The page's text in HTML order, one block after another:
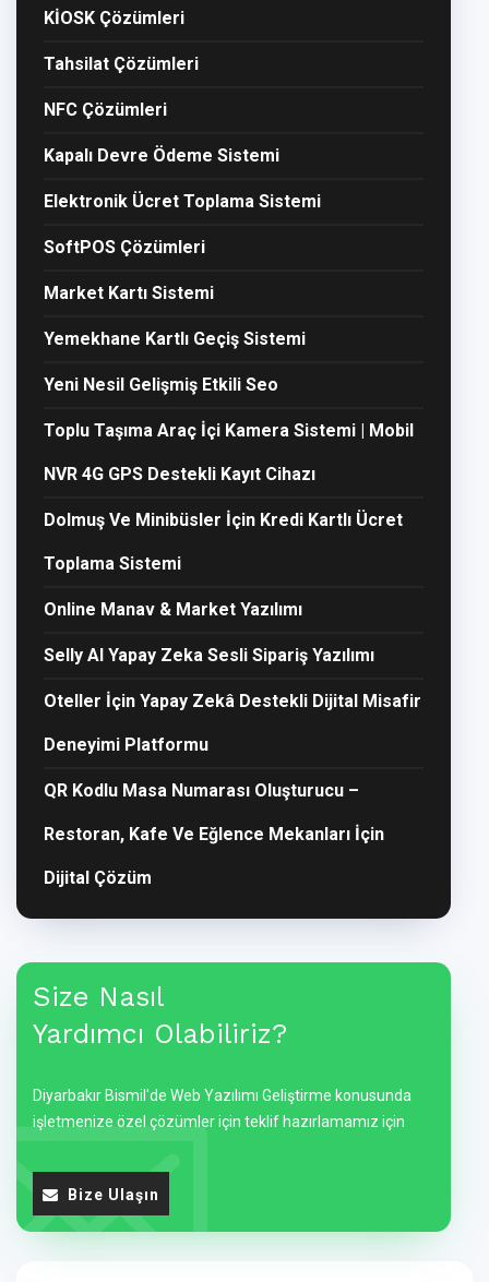
KİOSK Çözümleri
Tahsilat Çözümleri
NFC Çözümleri
Kapalı Devre Ödeme Sistemi
Elektronik Ücret Toplama Sistemi
SoftPOS Çözümleri
Market Kartı Sistemi
Yemekhane Kartlı Geçiş Sistemi
Yeni Nesil Gelişmiş Etkili Seo
Toplu Taşıma Araç İçi Kamera Sistemi | Mobil
NVR 4G GPS Destekli Kayıt Cihazı
Dolmuş Ve Minibüsler İçin Kredi Kartlı Ücret
Toplama Sistemi
Online Manav & Market Yazılımı
Selly AI Yapay Zeka Sesli Sipariş Yazılımı
Oteller İçin Yapay Zekâ Destekli Dijital Misafir
Deneyimi Platformu
QR Kodlu Masa Numarası Oluşturucu –
Restoran, Kafe Ve Eğlence Mekanları İçin
Dijital Çözüm
Size Nasıl
Yardımcı Olabiliriz?
Diyarbakır Bismil'de Web Yazılımı Geliştirme konusunda
işletmenize özel çözümler için teklif hazırlamamız için
Bize Ulaşın